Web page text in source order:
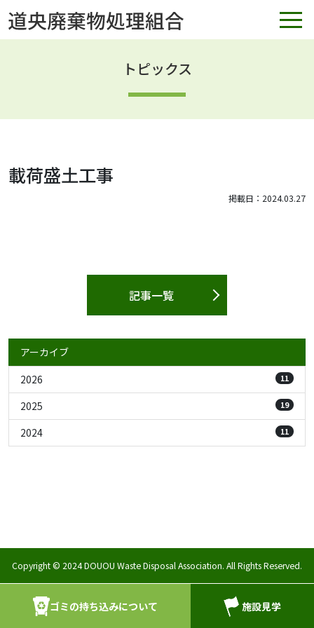
トピックス
載荷盛土工事
掲載日：2024.03.27
記事一覧
アーカイブ
2026
11
2025 19
2024 11
Copyright © 2024 DOUOU Waste Disposal Association. All Rights Reserved.
ゴミの持ち込みについて 施設見学